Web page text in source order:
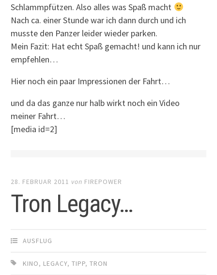
Schlammpfützen. Also alles was Spaß macht
Nach ca. einer Stunde war ich dann durch und ich
musste den Panzer leider wieder parken.
Mein Fazit: Hat echt Spaß gemacht! und kann ich nur
empfehlen…
Hier noch ein paar Impressionen der Fahrt…
und da das ganze nur halb wirkt noch ein Video
meiner Fahrt…
[media id=2]
28. FEBRUAR 2011 von FIREPOWER
Tron Legacy…
AUSFLUG
KINO, LEGACY,TIPP,TRON